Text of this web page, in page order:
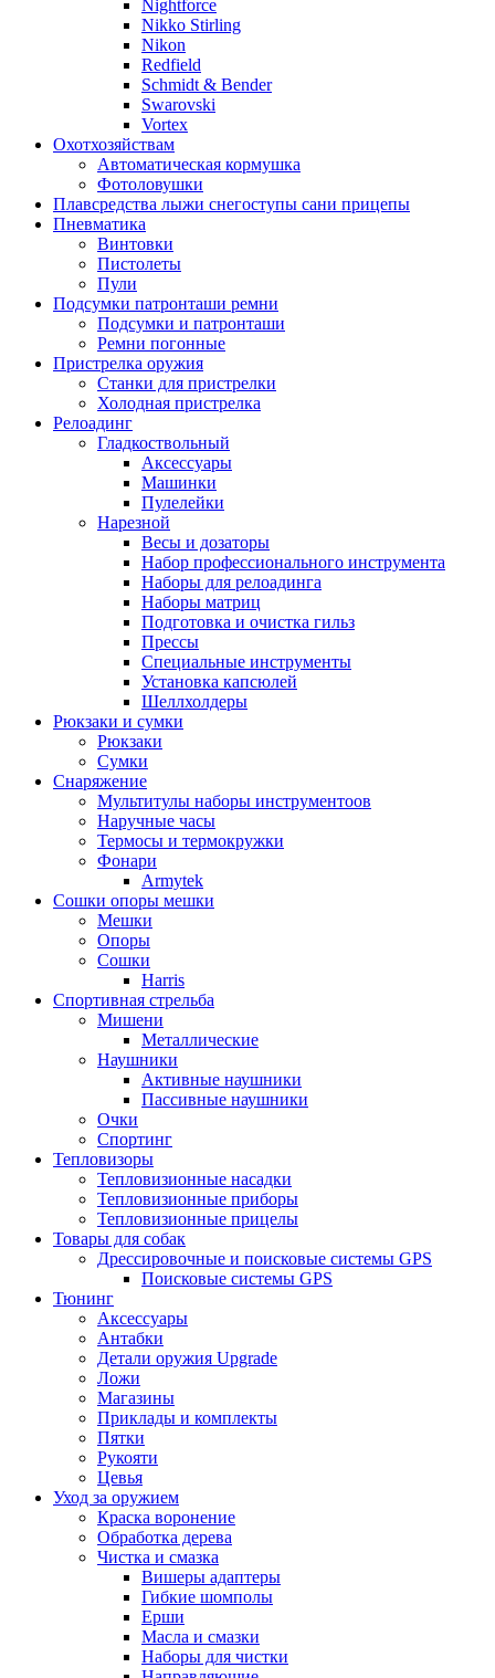
Nightforce
Nikko Stirling
Nikon
Redfield
Schmidt & Bender
Swarovski
Vortex
Охотхозяйствам
Автоматическая кормушка
Фотоловушки
Плавсредства лыжи снегоступы сани прицепы
Пневматика
Винтовки
Пистолеты
Пули
Подсумки патронташи ремни
Подсумки и патронташи
Ремни погонные
Пристрелка оружия
Станки для пристрелки
Холодная пристрелка
Релоадинг
Гладкоствольный
Аксессуары
Машинки
Пулелейки
Нарезной
Весы и дозаторы
Набор профессионального инструмента
Наборы для релоадинга
Наборы матриц
Подготовка и очистка гильз
Прессы
Специальные инструменты
Установка капсюлей
Шеллхолдеры
Рюкзаки и сумки
Рюкзаки
Сумки
Снаряжение
Мультитулы наборы инструментоов
Наручные часы
Термосы и термокружки
Фонари
Armytek
Сошки опоры мешки
Мешки
Опоры
Сошки
Harris
Спортивная стрельба
Мишени
Металлические
Наушники
Активные наушники
Пассивные наушники
Очки
Спортинг
Тепловизоры
Тепловизионные насадки
Тепловизионные приборы
Тепловизионные прицелы
Товары для собак
Дрессировочные и поисковые системы GPS
Поисковые системы GPS
Тюнинг
Аксессуары
Антабки
Детали оружия Upgrade
Ложи
Магазины
Приклады и комплекты
Пятки
Рукояти
Цевья
Уход за оружием
Краска воронение
Обработка дерева
Чистка и смазка
Вишеры адаптеры
Гибкие шомполы
Ерши
Масла и смазки
Наборы для чистки